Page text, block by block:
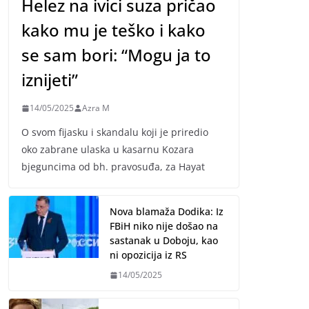
Helez na ivici suza pričao
kako mu je teško i kako
se sam bori: “Mogu ja to
iznijeti”
14/05/2025 Azra M
O svom fijasku i skandalu koji je priredio
oko zabrane ulaska u kasarnu Kozara
bjeguncima od bh. pravosuđa, za Hayat
Nova blamaža Dodika: Iz
FBiH niko nije došao na
sastanak u Doboju, kao
ni opozicija iz RS
14/05/2025